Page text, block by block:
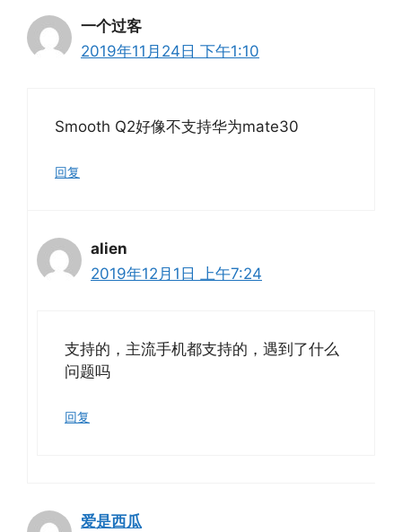
一个过客
2019年11月24日 下午1:10
Smooth Q2好像不支持华为mate30
回复
alien
2019年12月1日 上午7:24
支持的，主流手机都支持的，遇到了什么
问题吗
回复
爱是西瓜